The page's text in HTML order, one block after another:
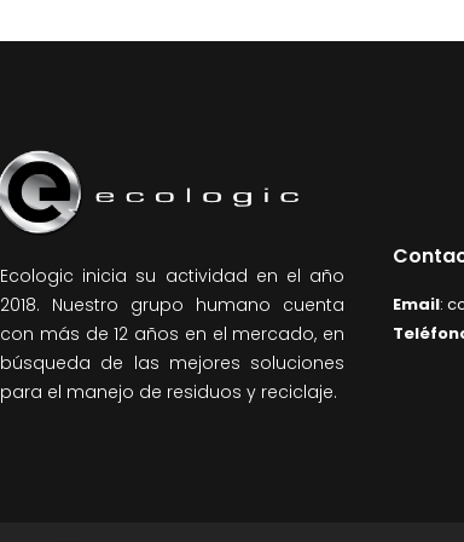
Ecologic inicia su actividad en el año
2018. Nuestro grupo humano cuenta
con más de 12 años en el mercado, en
búsqueda de las mejores soluciones
para el manejo de residuos y reciclaje.
Email: